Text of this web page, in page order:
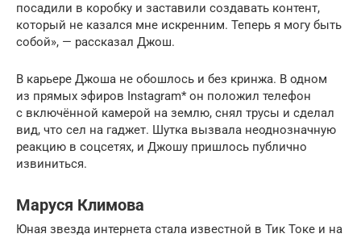
посадили в коробку и заставили создавать контент,
который не казался мне искренним. Теперь я могу быть
собой», — рассказал Джош.
В карьере Джоша не обошлось и без кринжа. В одном
из прямых эфиров Instagram* он положил телефон
с включённой камерой на землю, снял трусы и сделал
вид, что сел на гаджет. Шутка вызвала неоднозначную
реакцию в соцсетях, и Джошу пришлось публично
извиниться.
Маруся Климова
Юная звезда интернета стала известной в Тик Токе и на